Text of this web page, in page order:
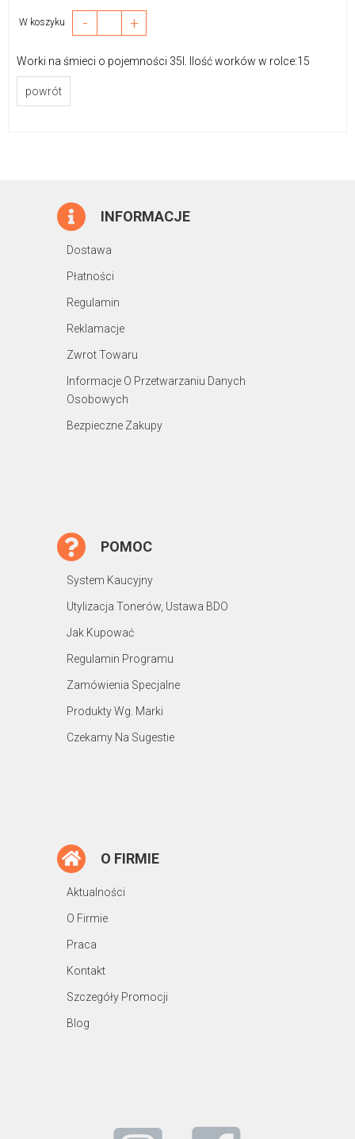
W koszyku - +
Worki na śmieci o pojemności 35l. Ilość worków w rolce:15
powrót
INFORMACJE
Dostawa
Płatności
Regulamin
Reklamacje
Zwrot Towaru
Informacje O Przetwarzaniu Danych
Osobowych
Bezpieczne Zakupy
POMOC
System Kaucyjny
Utylizacja Tonerów, Ustawa BDO
Jak Kupować
Regulamin Programu
Zamówienia Specjalne
Produkty Wg. Marki
Czekamy Na Sugestie
O FIRMIE
Aktualności
O Firmie
Praca
Kontakt
Szczegóły Promocji
Blog